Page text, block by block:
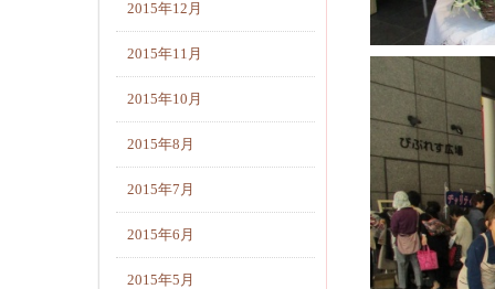
2015年12月
2015年11月
2015年10月
2015年8月
2015年7月
2015年6月
2015年5月